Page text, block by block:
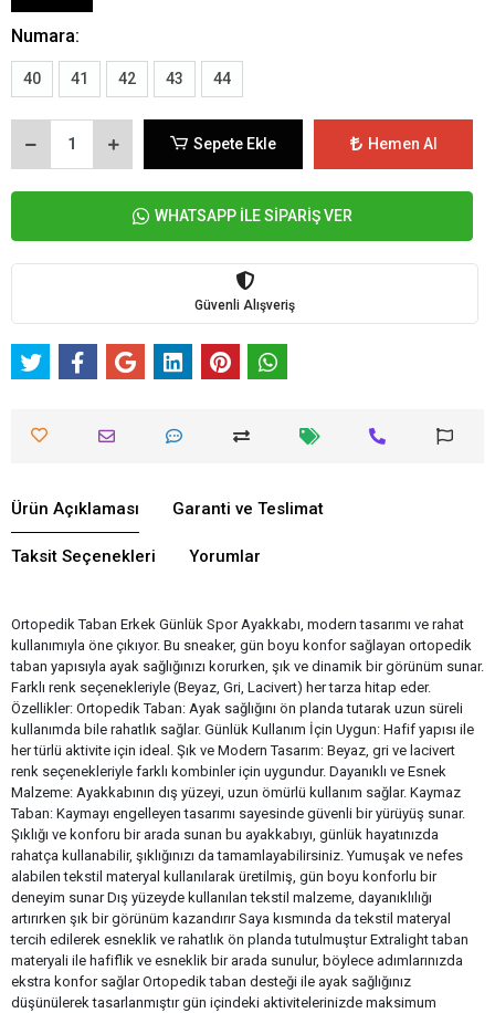
Numara:
40 41 42 43 44
Sepete Ekle Hemen Al
WHATSAPP İLE SİPARİŞ VER
Güvenli Alışveriş
Ürün Açıklaması Garanti ve Teslimat
Taksit Seçenekleri Yorumlar
Ortopedik Taban Erkek Günlük Spor Ayakkabı, modern tasarımı ve rahat
kullanımıyla öne çıkıyor. Bu sneaker, gün boyu konfor sağlayan ortopedik
taban yapısıyla ayak sağlığınızı korurken, şık ve dinamik bir görünüm sunar.
Farklı renk seçenekleriyle (Beyaz, Gri, Lacivert) her tarza hitap eder.
Özellikler: Ortopedik Taban: Ayak sağlığını ön planda tutarak uzun süreli
kullanımda bile rahatlık sağlar. Günlük Kullanım İçin Uygun: Hafif yapısı ile
her türlü aktivite için ideal. Şık ve Modern Tasarım: Beyaz, gri ve lacivert
renk seçenekleriyle farklı kombinler için uygundur. Dayanıklı ve Esnek
Malzeme: Ayakkabının dış yüzeyi, uzun ömürlü kullanım sağlar. Kaymaz
Taban: Kaymayı engelleyen tasarımı sayesinde güvenli bir yürüyüş sunar.
Şıklığı ve konforu bir arada sunan bu ayakkabıyı, günlük hayatınızda
rahatça kullanabilir, şıklığınızı da tamamlayabilirsiniz. Yumuşak ve nefes
alabilen tekstil materyal kullanılarak üretilmiş, gün boyu konforlu bir
deneyim sunar Dış yüzeyde kullanılan tekstil malzeme, dayanıklılığı
artırırken şık bir görünüm kazandırır Saya kısmında da tekstil materyal
tercih edilerek esneklik ve rahatlık ön planda tutulmuştur Extralight taban
materyali ile hafiflik ve esneklik bir arada sunulur, böylece adımlarınızda
ekstra konfor sağlar Ortopedik taban desteği ile ayak sağlığınız
düşünülerek tasarlanmıştır gün içindeki aktivitelerinizde maksimum